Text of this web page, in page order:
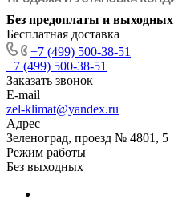
Без предоплаты и выходных
Бесплатная доставка
+7 (499) 500-38-51
+7 (499) 500-38-51
Заказать звонок
E-mail
zel-klimat@yandex.ru
Адрес
Зеленоград, проезд № 4801, 5
Режим работы
Без выходных